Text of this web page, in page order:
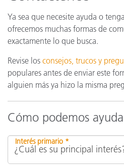
Ya sea que necesite ayuda o
ofrecemos muchas formas de
exactamente lo que busca.
Revise los consejos, trucos y
populares antes de enviar este
alguien más ya hizo la misma
Cómo podemos
Interés primario *